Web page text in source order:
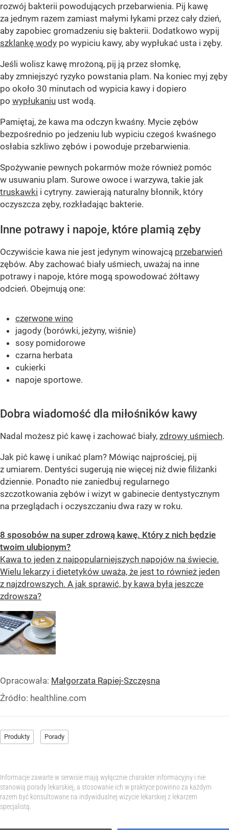
rozwój bakterii powodujących przebarwienia. Pij kawę
za jednym razem zamiast małymi łykami przez cały dzień,
aby zapobiec gromadzeniu się bakterii. Dodatkowo wypij
szklankę wody po wypiciu kawy, aby wypłukać usta i zęby.
Jeśli wolisz kawę mrożoną, pij ją przez słomkę,
aby zmniejszyć ryzyko powstania plam. Na koniec myj zęby
po około 30 minutach od wypicia kawy i dopiero
po wypłukaniu ust wodą.
Pamiętaj, że kawa ma odczyn kwaśny. Mycie zębów
bezpośrednio po jedzeniu lub wypiciu czegoś kwaśnego
osłabia szkliwo zębów i powoduje przebarwienia.
Spożywanie pewnych pokarmów może również pomóc
w usuwaniu plam. Surowe owoce i warzywa, takie jak
truskawki i cytryny. zawierają naturalny błonnik, który
oczyszcza zęby, rozkładając bakterie.
Inne potrawy i napoje, które plamią zęby
Oczywiście kawa nie jest jedynym winowajcą przebarwień
zębów. Aby zachować biały uśmiech, uważaj na inne
potrawy i napoje, które mogą spowodować żółtawy
odcień. Obejmują one:
czerwone wino
jagody (borówki, jeżyny, wiśnie)
sosy pomidorowe
czarna herbata
cukierki
napoje sportowe.
Dobra wiadomość dla miłośników kawy
Nadal możesz pić kawę i zachować biały, zdrowy uśmiech.
Jak pić kawę i unikać plam? Mówiąc najprościej, pij
z umiarem. Dentyści sugerują nie więcej niż dwie filiżanki
dziennie. Ponadto nie zaniedbuj regularnego
szczotkowania zębów i wizyt w gabinecie dentystycznym
na przeglądach i oczyszczaniu dwa razy w roku.
8 sposobów na super zdrową kawę. Który z nich będzie
twoim ulubionym?
Kawa to jeden z najpopularniejszych napojów na świecie.
Wielu lekarzy i dietetyków uważa, że ​​jest to również jeden
z najzdrowszych. A jak sprawić, by kawa była jeszcze
zdrowsza?
Opracowała: Małgorzata Rapiej-Szczęsna
Źródło: healthline.com
Produkty Porady
Informacje zawarte w serwisie mają wyłącznie charakter informacyjny i nie
stanowią porady lekarskiej, a stosowanie ich w praktyce powinno za każdym
razem być konsultowane na indywidualnej wizycie lekarskiej z lekarzem
specjalistą.